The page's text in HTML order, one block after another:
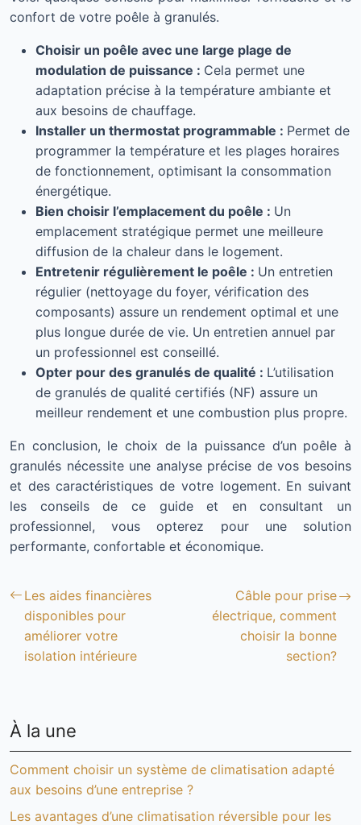
confort de votre poêle à granulés.
Choisir un poêle avec une large plage de
modulation de puissance : Cela permet une
adaptation précise à la température ambiante et
aux besoins de chauffage.
Installer un thermostat programmable : Permet de
programmer la température et les plages horaires
de fonctionnement, optimisant la consommation
énergétique.
Bien choisir l’emplacement du poêle : Un
emplacement stratégique permet une meilleure
diffusion de la chaleur dans le logement.
Entretenir régulièrement le poêle : Un entretien
régulier (nettoyage du foyer, vérification des
composants) assure un rendement optimal et une
plus longue durée de vie. Un entretien annuel par
un professionnel est conseillé.
Opter pour des granulés de qualité : L’utilisation
de granulés de qualité certifiés (NF) assure un
meilleur rendement et une combustion plus propre.
En conclusion, le choix de la puissance d’un poêle à
granulés nécessite une analyse précise de vos besoins
et des caractéristiques de votre logement. En suivant
les conseils de ce guide et en consultant un
professionnel, vous opterez pour une solution
performante, confortable et économique.
Les aides financières
disponibles pour
améliorer votre
isolation intérieure
Câble pour prise
électrique, comment
choisir la bonne
section?
À la une
Comment choisir un système de climatisation adapté
aux besoins d’une entreprise ?
Les avantages d’une climatisation réversible pour les